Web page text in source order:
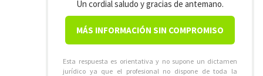
Un cordial saludo y gracias de antemano.
MÁS INFORMACIÓN SIN COMPROMISO
Esta respuesta es orientativa y no supone un dictamen
jurídico ya que el profesional no dispone de toda la